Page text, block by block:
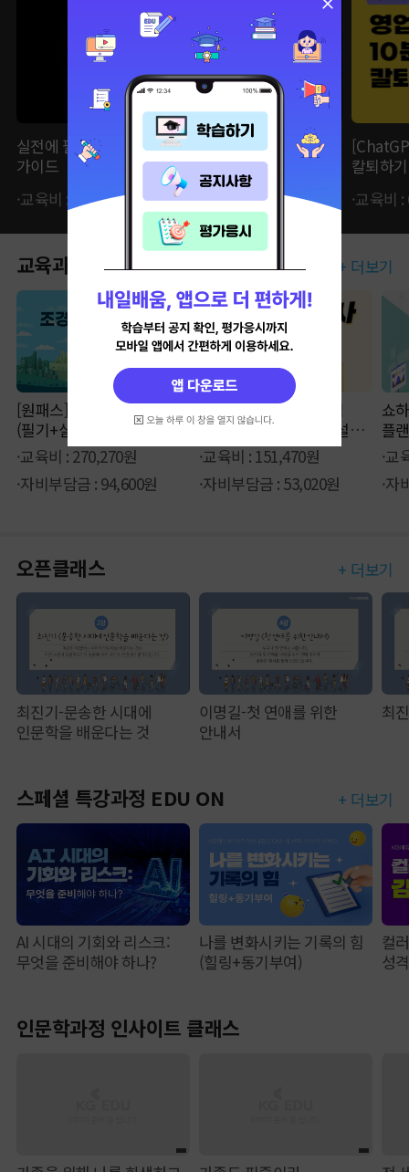
실전에 필요한 내용만 모았다! ChatGPT&AI 툴 활용
가이드
·교육비 : 62,370원 ·자비부담금 : 15,600원
칼퇴하기
·교육비
교육과정 + 더보기
[원패스] 조경기능사 종합반
(필기+실기)
·교육비 : 270,270원
·자비부담금 : 94,600원
산업안전기사 필수핵심
필기2 (전기설비, 화학설비,
건설공사)
·교육비 : 151,470원
·자비부담금 : 53,020원
쇼
플
·교
·자
오픈클래스 + 더보기
최진기-문송한 시대에
인문학을 배운다는 것
이명길-첫 연애를 위한
안내서
최
스페셜 특강과정 EDU ON + 더보기
AI 시대의 기회와 리스크:
무엇을 준비해야 하나?
나를 변화시키는 기록의 힘
(힐링+동기부여)
컬
성격
인문학과정 인사이트 클래스